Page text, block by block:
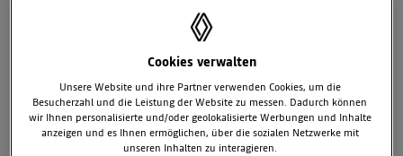
Cookies verwalten
Unsere Website und ihre Partner verwenden Cookies, um die
Besucherzahl und die Leistung der Website zu messen. Dadurch können
wir Ihnen personalisierte und/oder geolokalisierte Werbungen und Inhalte
anzeigen und es Ihnen ermöglichen, über die sozialen Netzwerke mit
unseren Inhalten zu interagieren.